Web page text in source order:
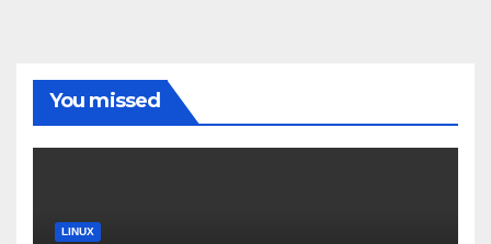
You missed
LINUX